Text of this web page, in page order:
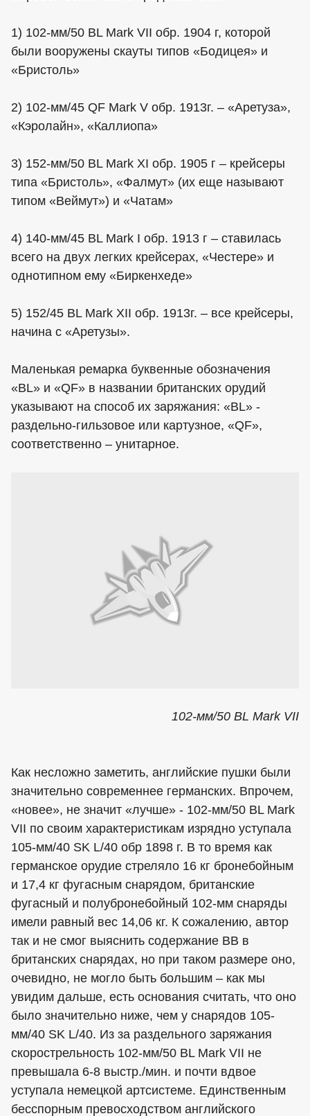
1) 102-мм/50 BL Mark VII обр. 1904 г, которой
были вооружены скауты типов «Бодицея» и
«Бристоль»
2) 102-мм/45 QF Mark V обр. 1913г. – «Аретуза»,
«Кэролайн», «Каллиопа»
3) 152-мм/50 BL Mark XI обр. 1905 г – крейсеры
типа «Бристоль», «Фалмут» (их еще называют
типом «Веймут») и «Чатам»
4) 140-мм/45 BL Mark I обр. 1913 г – ставилась
всего на двух легких крейсерах, «Честере» и
однотипном ему «Биркенхеде»
5) 152/45 BL Mark XII обр. 1913г. – все крейсеры,
начина с «Аретузы».
Маленькая ремарка буквенные обозначения
«BL» и «QF» в названии британских орудий
указывают на способ их заряжания: «BL» -
раздельно-гильзовое или картузное, «QF»,
соответственно – унитарное.
102-мм/50 BL Mark VII
Как несложно заметить, английские пушки были
значительно современнее германских. Впрочем,
«новее», не значит «лучше» - 102-мм/50 BL Mark
VII по своим характеристикам изрядно уступала
105-мм/40 SK L/40 обр 1898 г. В то время как
германское орудие стреляло 16 кг бронебойным
и 17,4 кг фугасным снарядом, британские
фугасный и полубронебойный 102-мм снаряды
имели равный вес 14,06 кг. К сожалению, автор
так и не смог выяснить содержание ВВ в
британских снарядах, но при таком размере оно,
очевидно, не могло быть большим – как мы
увидим дальше, есть основания считать, что оно
было значительно ниже, чем у снарядов 105-
мм/40 SK L/40. Из за раздельного заряжания
скорострельность 102-мм/50 BL Mark VII не
превышала 6-8 выстр./мин. и почти вдвое
уступала немецкой артсистеме. Единственным
бесспорным превосходством английского